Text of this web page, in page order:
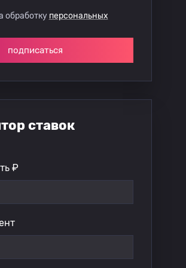
обработку персональных
подписаться
ставок
₽